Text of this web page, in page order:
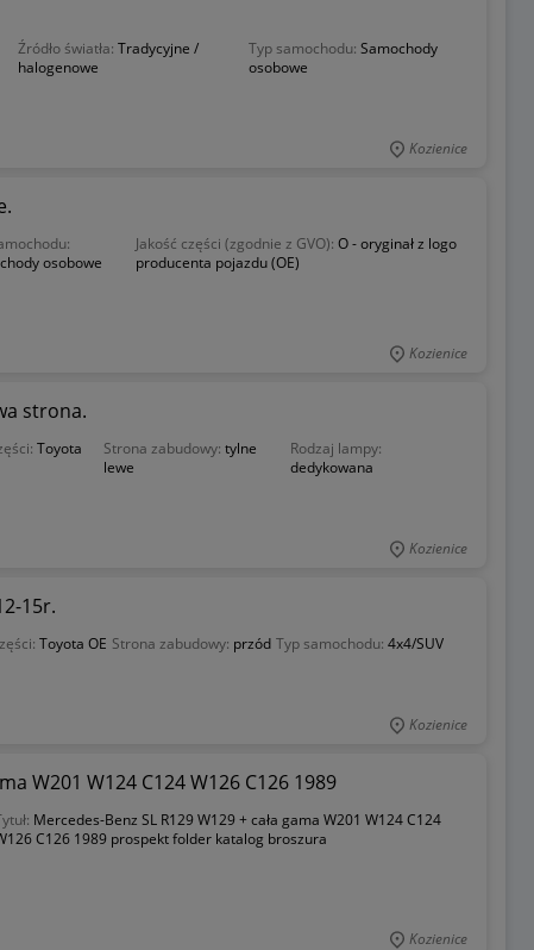
Źródło światła:Tradycyjne /
halogenowe
Typ samochodu: Samochody
osobowe
Kozienice
osobowe
Jakość części (zgodnie z GVO):O - oryginał z logo
producenta pojazdu (OE)
Kozienice
strona.
Toyota
Strona zabudowy:tylne
lewe
Rodzaj lampy:
dedykowana
Kozienice
15r.
Toyota OE Strona zabudowy: przód Typ samochodu: 4x4/SUV
Kozienice
W201 W124 C124 W126 C126 1989
Mercedes-Benz SL R129 W129 + cała gama W201 W124 C124
C126 1989 prospekt folder katalog broszura
Kozienice